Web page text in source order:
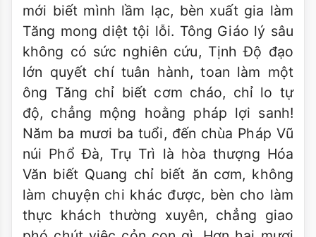
mới biết mình lầm lạc, bèn xuất gia làm
Tăng mong diệt tội lỗi. Tông Giáo lý sâu
không có sức nghiên cứu, Tịnh Độ đạo
lớn quyết chí tuân hành, toan làm một
ông Tăng chỉ biết cơm cháo, chỉ lo tự
độ, chẳng mộng hoằng pháp lợi sanh!
Năm ba mươi ba tuổi, đến chùa Pháp Vũ
núi Phổ Đà, Trụ Trì là hòa thượng Hóa
Văn biết Quang chỉ biết ăn cơm, không
làm chuyện chi khác được, bèn cho làm
thực khách thường xuyên, chẳng giao